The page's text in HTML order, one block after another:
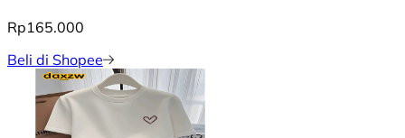
Rp165.000
Beli di Shopee